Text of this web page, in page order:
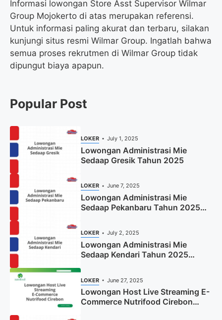
Informasi lowongan Store Asst Supervisor Wilmar
Group Mojokerto di atas merupakan referensi.
Untuk informasi paling akurat dan terbaru, silakan
kunjungi situs resmi Wilmar Group. Ingatlah bahwa
semua proses rekrutmen di Wilmar Group tidak
dipungut biaya apapun.
Popular Post
LOKER July 1, 2025
Lowongan Administrasi Mie
Sedaap Gresik Tahun 2025
LOKER June 7, 2025
Lowongan Administrasi Mie
Sedaap Pekanbaru Tahun 2025
LOKER July 2, 2025
Lowongan Administrasi Mie
Sedaap Kendari Tahun 2025
LOKER June 27, 2025
Lowongan Host Live Streaming E-
Commerce Nutrifood Cirebon